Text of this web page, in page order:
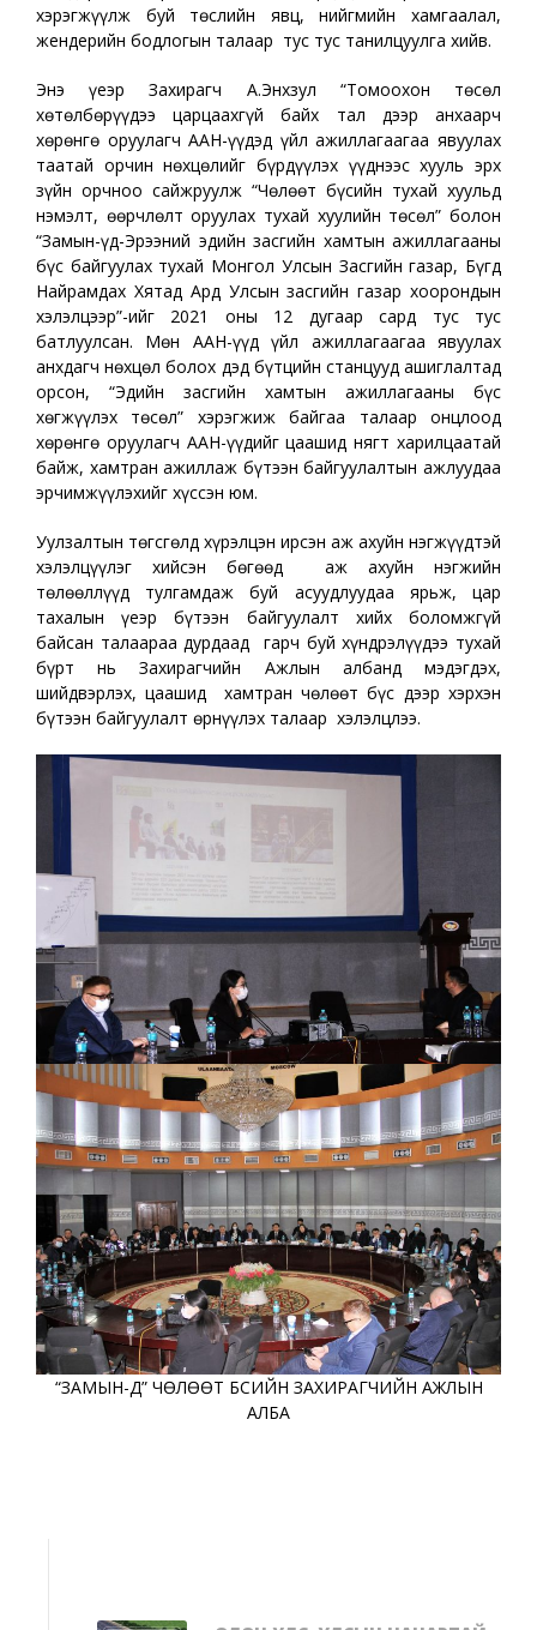
хэрэгжүүлж буй төслийн явц, нийгмийн хамгаалал,
жендерийн бодлогын талаар тус тус танилцуулга хийв.
Энэ үеэр Захирагч А.Энхзул “Томоохон төсөл
хөтөлбөрүүдээ царцаахгүй байх тал дээр анхаарч
хөрөнгө оруулагч ААН-үүдэд үйл ажиллагаагаа явуулах
таатай орчин нөхцөлийг бүрдүүлэх үүднээс хууль эрх
зүйн орчноо сайжруулж “Чөлөөт бүсийн тухай хуульд
нэмэлт, өөрчлөлт оруулах тухай хуулийн төсөл” болон
“Замын-Үүд-Эрээний эдийн засгийн хамтын ажиллагааны
бүс байгуулах тухай Монгол Улсын Засгийн газар, Бүгд
Найрамдах Хятад Ард Улсын засгийн газар хоорондын
хэлэлцээр”-ийг 2021 оны 12 дугаар сард тус тус
батлуулсан. Мөн ААН-үүд үйл ажиллагаагаа явуулах
анхдагч нөхцөл болох дэд бүтцийн станцууд ашиглалтад
орсон, “Эдийн засгийн хамтын ажиллагааны бүс
хөгжүүлэх төсөл” хэрэгжиж байгаа талаар онцлоод
хөрөнгө оруулагч ААН-үүдийг цаашид нягт харилцаатай
байж, хамтран ажиллаж бүтээн байгуулалтын ажлуудаа
эрчимжүүлэхийг хүссэн юм.
Уулзалтын төгсгөлд хүрэлцэн ирсэн аж ахуйн нэгжүүдтэй
хэлэлцүүлэг хийсэн бөгөөд аж ахуйн нэгжийн
төлөөллүүд тулгамдаж буй асуудлуудаа ярьж, цар
тахалын үеэр бүтээн байгуулалт хийх боломжгүй
байсан талаараа дурдаад гарч буй хүндрэлүүдээ тухай
бүрт нь Захирагчийн Ажлын албанд мэдэгдэх,
шийдвэрлэх, цаашид хамтран чөлөөт бүс дээр хэрхэн
бүтээн байгуулалт өрнүүлэх талаар хэлэлцлээ.
“ЗАМЫН-ҮҮД” ЧӨЛӨӨТ БҮСИЙН ЗАХИРАГЧИЙН АЖЛЫН
АЛБА